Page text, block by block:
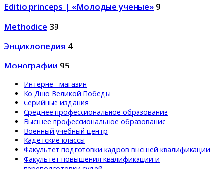
Editio princeps | «Молодые ученые» 9
Methodice 39
Энциклопедия 4
Монографии 95
Интернет-магазин
Ко Дню Великой Победы
Серийные издания
Среднее профессиональное образование
Высшее профессиональное образование
Военный учебный центр
Кадетские классы
Факультет подготовки кадров высшей квалификации
Факультет повышения квалификации и